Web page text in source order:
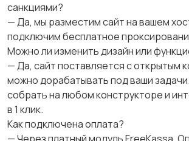
санкциями?
— Да, мы разместим сайт на вашем
подключим бесплатное
Можно ли изменить дизайн или
— Да, сайт поставляется с открытым
можно дорабатывать под ваши
собрать на любом конструкторе и
в 1 клик.
Как подключена оплата?